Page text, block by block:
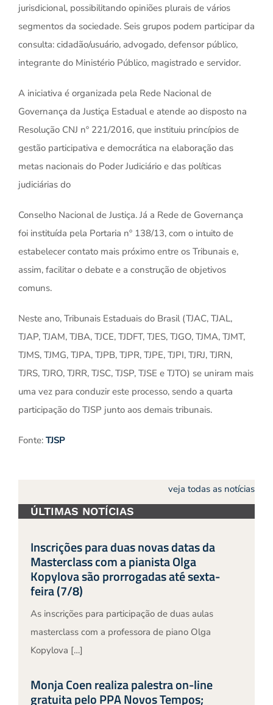
jurisdicional, possibilitando opiniões plurais de vários
segmentos da sociedade. Seis grupos podem participar da
consulta: cidadão/usuário, advogado, defensor público,
integrante do Ministério Público, magistrado e servidor.
A iniciativa é organizada pela Rede Nacional de
Governança da Justiça Estadual e atende ao disposto na
Resolução CNJ nº 221/2016, que instituiu princípios de
gestão participativa e democrática na elaboração das
metas nacionais do Poder Judiciário e das políticas
judiciárias do
Conselho Nacional de Justiça. Já a Rede de Governança
foi instituída pela Portaria nº 138/13, com o intuito de
estabelecer contato mais próximo entre os Tribunais e,
assim, facilitar o debate e a construção de objetivos
comuns.
Neste ano, Tribunais Estaduais do Brasil (TJAC, TJAL,
TJAP, TJAM, TJBA, TJCE, TJDFT, TJES, TJGO, TJMA, TJMT,
TJMS, TJMG, TJPA, TJPB, TJPR, TJPE, TJPI, TJRJ, TJRN,
TJRS, TJRO, TJRR, TJSC, TJSP, TJSE e TJTO) se uniram mais
uma vez para conduzir este processo, sendo a quarta
participação do TJSP junto aos demais tribunais.
Fonte: TJSP
veja todas as notícias
ÚLTIMAS NOTÍCIAS
Inscrições para duas novas datas da
Masterclass com a pianista Olga
Kopylova são prorrogadas até sexta-
feira (7/8)
As inscrições para participação de duas aulas
masterclass com a professora de piano Olga
Kopylova […]
Monja Coen realiza palestra on-line
gratuita pelo PPA Novos Tempos;